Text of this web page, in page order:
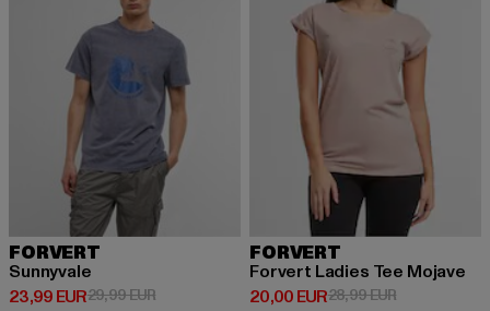
FORVERT
Sunnyvale
23,99 EUR
Derzeitiger Preis: 23,99 EUR
29,99 EURAktionspreis: 29,99 EUR
FORVERT
Forvert Ladies Tee Mojave
20,00 EUR
Derzeitiger Preis: 20,00 EUR
28,99 EURAktionspreis: